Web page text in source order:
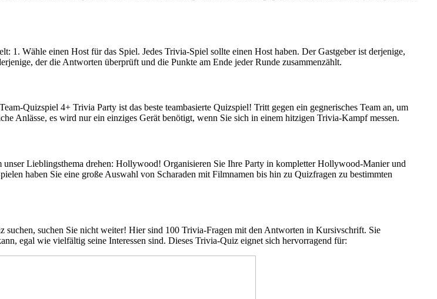
1. Wähle einen Host für das Spiel. Jedes Trivia-Spiel sollte einen Host haben. Der Gastgeber ist derjenige,
der die Antworten überprüft und die Punkte am Ende jeder Runde zusammenzählt.
Quizspiel 4+ Trivia Party ist das beste teambasierte Quizspiel! Tritt gegen ein gegnerisches Team an, um
Anlässe, es wird nur ein einziges Gerät benötigt, wenn Sie sich in einem hitzigen Trivia-Kampf messen.
Lieblingsthema drehen: Hollywood! Organisieren Sie Ihre Party in kompletter Hollywood-Manier und
haben Sie eine große Auswahl von Scharaden mit Filmnamen bis hin zu Quizfragen zu bestimmten
suchen, suchen Sie nicht weiter! Hier sind 100 Trivia-Fragen mit den Antworten in Kursivschrift. Sie
egal wie vielfältig seine Interessen sind. Dieses Trivia-Quiz eignet sich hervorragend für: